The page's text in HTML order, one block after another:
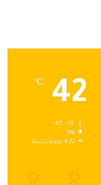
42
℃
47º - 39º
11%
4.22 كيلومتر/ساعة